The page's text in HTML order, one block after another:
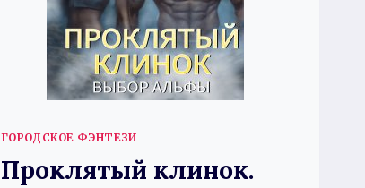
ГОРОДСКОЕ ФЭНТЕЗИ
Проклятый клинок.